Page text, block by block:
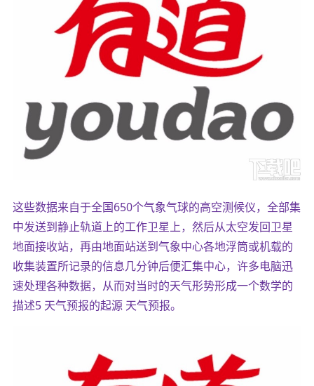
这些数据来自于全国650个气象气球的高空测候仪，全部集
中发送到静止轨道上的工作卫星上，然后从太空发回卫星
地面接收站，再由地面站送到气象中心各地浮筒或机载的
收集装置所记录的信息几分钟后便汇集中心，许多电脑迅
速处理各种数据，从而对当时的天气形势形成一个数学的
描述5 天气预报的起源 天气预报。